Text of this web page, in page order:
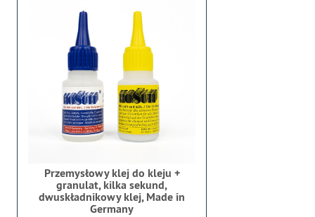
Przemysłowy klej do kleju +
granulat, kilka sekund,
dwuskładnikowy klej, Made in
Germany